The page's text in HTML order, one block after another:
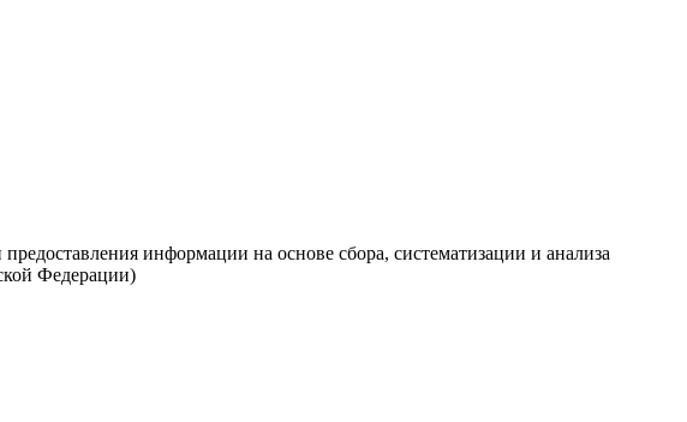
информации на основе сбора, систематизации и анализа
Федерации)